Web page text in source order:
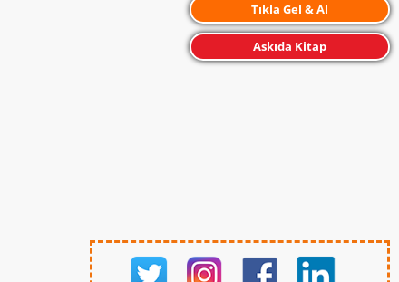
Tıkla Gel & Al
Askıda Kitap